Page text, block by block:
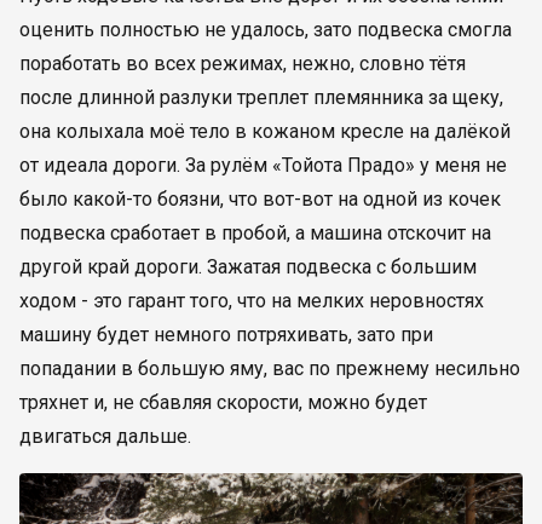
оценить полностью не удалось, зато подвеска смогла
поработать во всех режимах, нежно, словно тётя
после длинной разлуки треплет племянника за щеку,
она колыхала моё тело в кожаном кресле на далёкой
от идеала дороги. За рулём «Тойота Прадо» у меня не
было какой-то боязни, что вот-вот на одной из кочек
подвеска сработает в пробой, а машина отскочит на
другой край дороги. Зажатая подвеска с большим
ходом - это гарант того, что на мелких неровностях
машину будет немного потряхивать, зато при
попадании в большую яму, вас по прежнему несильно
тряхнет и, не сбавляя скорости, можно будет
двигаться дальше.